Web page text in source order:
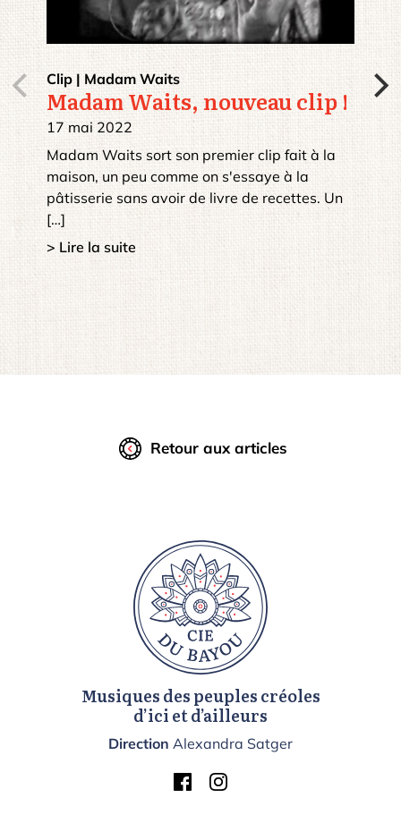
Clip | Madam Waits
Madam Waits, nouveau clip !
17 mai 2022
Madam Waits sort son premier clip fait à la
maison, un peu comme on s'essaye à la
pâtisserie sans avoir de livre de recettes. Un
[…]
> Lire la suite
Retour aux articles
Musiques des peuples créoles
d’ici et d’ailleurs
Direction Alexandra Satger